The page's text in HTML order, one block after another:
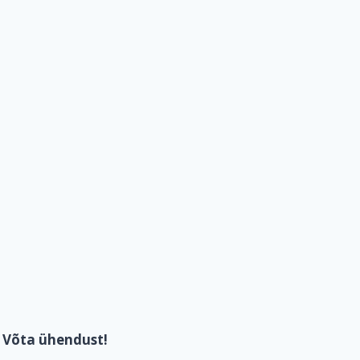
Võta ühendust!